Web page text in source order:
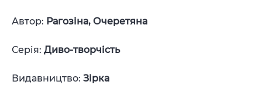
Автор: Рагозіна, Очеретяна
Серія: Диво-творчість
Видавництво: Зірка